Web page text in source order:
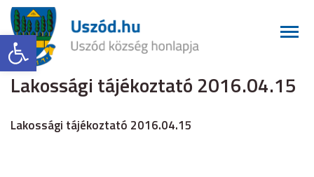
Eszköztár megnyitása
Lakossági tájékoztató 2016.04.15
Lakossági tájékoztató 2016.04.15